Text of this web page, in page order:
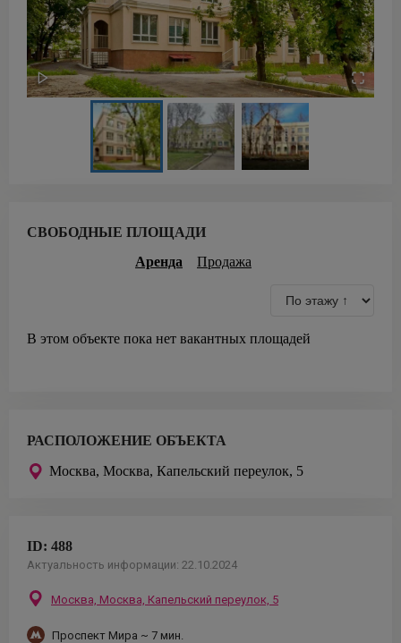
СВОБОДНЫЕ ПЛОЩАДИ
Аренда
Продажа
В этом объекте пока нет вакантных площадей
РАСПОЛОЖЕНИЕ ОБЪЕКТА
Москва, Москва, Капельский переулок, 5
ID: 488
Актуальность информации: 22.10.2024
Москва, Москва, Капельский переулок, 5
Проспект Мира ~ 7 мин.